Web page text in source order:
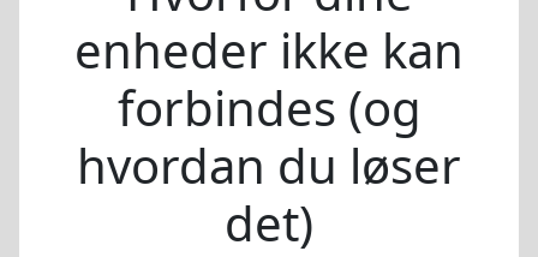
enheder ikke kan
forbindes (og
hvordan du løser
det)